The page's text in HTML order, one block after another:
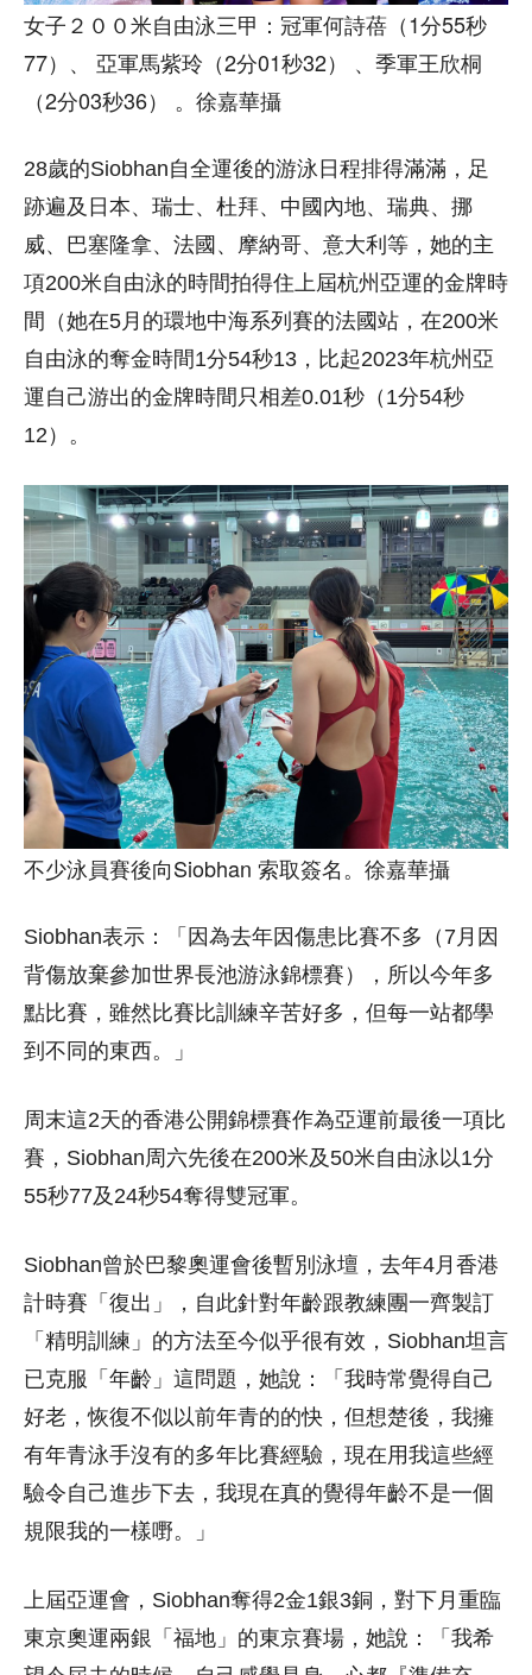
女子２００米自由泳三甲：冠軍何詩蓓（1分55秒
77）、 亞軍馬紫玲（2分01秒32） 、季軍王欣桐
（2分03秒36） 。徐嘉華攝
28歲的Siobhan自全運後的游泳日程排得滿滿，足
跡遍及日本、瑞士、杜拜、中國內地、瑞典、挪
威、巴塞隆拿、法國、摩納哥、意大利等，她的主
項200米自由泳的時間拍得住上屆杭州亞運的金牌時
間（她在5月的環地中海系列賽的法國站，在200米
自由泳的奪金時間1分54秒13，比起2023年杭州亞
運自己游出的金牌時間只相差0.01秒（1分54秒
12）。
不少泳員賽後向Siobhan 索取簽名。徐嘉華攝
Siobhan表示：「因為去年因傷患比賽不多（7月因
背傷放棄參加世界長池游泳錦標賽），所以今年多
點比賽，雖然比賽比訓練辛苦好多，但每一站都學
到不同的東西。」
周末這2天的香港公開錦標賽作為亞運前最後一項比
賽，Siobhan周六先後在200米及50米自由泳以1分
55秒77及24秒54奪得雙冠軍。
Siobhan曾於巴黎奧運會後暫別泳壇，去年4月香港
計時賽「復出」，自此針對年齡跟教練團一齊製訂
「精明訓練」的方法至今似乎很有效，Siobhan坦言
已克服「年齡」這問題，她說：「我時常覺得自己
好老，恢復不似以前年青的的快，但想楚後，我擁
有年青泳手沒有的多年比賽經驗，現在用我這些經
驗令自己進步下去，我現在真的覺得年齡不是一個
規限我的一樣嘢。」
上屆亞運會，Siobhan奪得2金1銀3銅，對下月重臨
東京奧運兩銀「福地」的東京賽場，她說：「我希